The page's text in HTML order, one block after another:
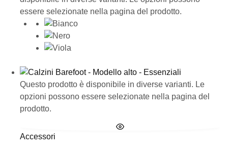
essere selezionate nella pagina del prodotto.
Questo prodotto è disponibile in diverse varianti. Le
opzioni possono essere selezionate nella pagina del
prodotto.
Accessori